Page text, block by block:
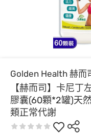
Golden Health 赫而
【赫而司】卡尼丁
膠囊(60顆*2罐)天
類正常代謝